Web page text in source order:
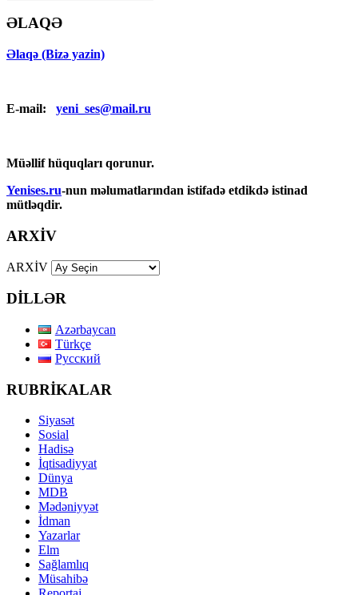
ƏLAQƏ
Əlaqə (Bizə yazin)
E-mail: yeni_ses@mail.ru
Müəllif hüquqları qorunur.
Yenises.ru-nun məlumatlarından istifadə etdikdə istinad
mütləqdir.
ARXİV
ARXİV
DİLLƏR
Azərbaycan
Türkçe
Русский
RUBRİKALAR
Siyasət
Sosial
Hadisə
İqtisadiyyat
Dünya
MDB
Mədəniyyət
İdman
Yazarlar
Elm
Sağlamlıq
Müsahibə